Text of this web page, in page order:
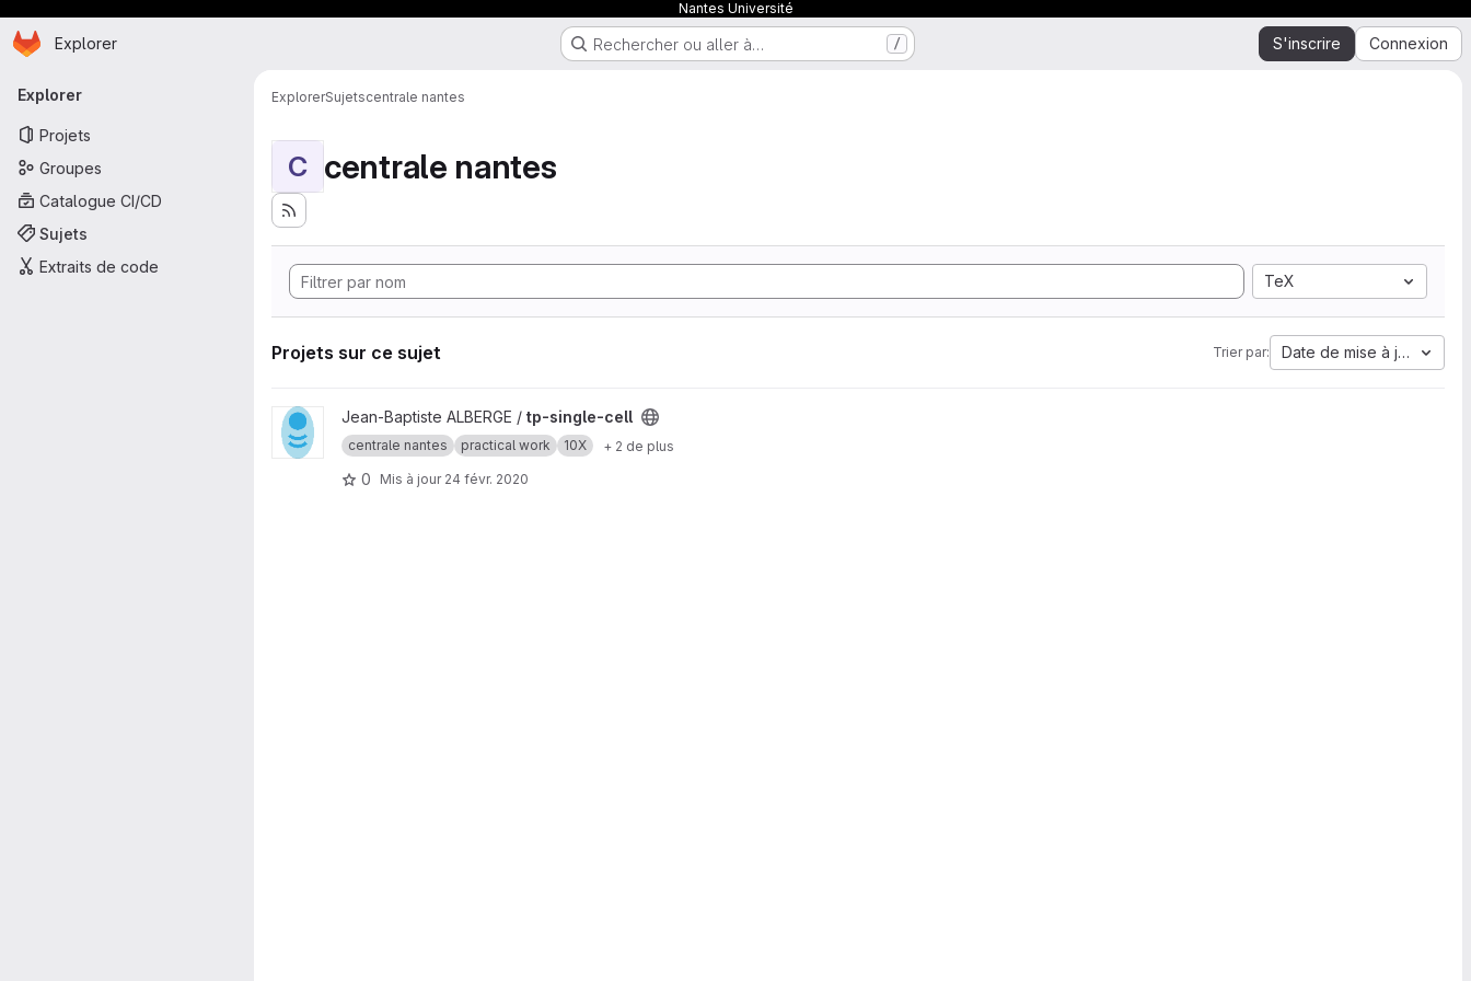
Nantes Université
Passer au contenu principal
Page d'accueil
Explorer Rechercher ou aller à… / S'inscrire Connexion
Navigation principale
Explorer
Projets
Groupes
Catalogue CI/CD
Sujets
Extraits de code
ExplorerSujetscentrale nantes
C centrale nantes
TeX
Projets sur ce sujet Trier par: Date de mise à jour
Afficher le projet tp-single-cell
Jean-Baptiste ALBERGE / tp-single-cell
centrale nantes practical work 10X + 2 de plus
0 Mis à jour 24 févr. 2020